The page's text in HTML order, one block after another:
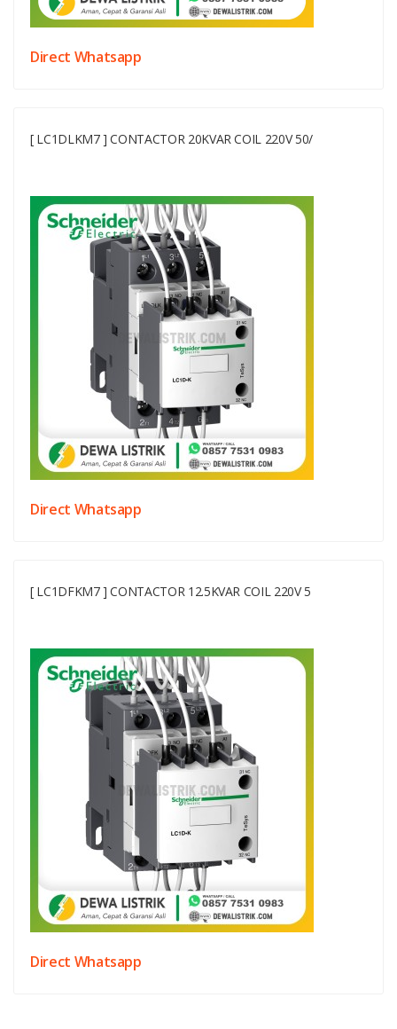
Direct Whatsapp
[ LC1DLKM7 ] CONTACTOR 20KVAR COIL 220V 50/
Direct Whatsapp
[ LC1DFKM7 ] CONTACTOR 12.5KVAR COIL 220V 5
Direct Whatsapp